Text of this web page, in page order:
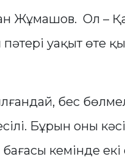
Жұмашов. Ол –
уақыт өте
бес
Бұрын оны
бағасы кемінде